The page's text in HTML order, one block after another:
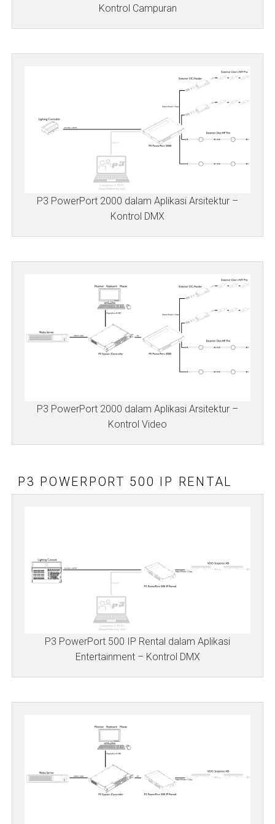
Kontrol Campuran
P3 PowerPort 2000 dalam Aplikasi Arsitektur –
Kontrol DMX
P3 PowerPort 2000 dalam Aplikasi Arsitektur –
Kontrol Video
P3 POWERPORT 500 IP RENTAL
P3 PowerPort 500 IP Rental dalam Aplikasi
Entertainment – Kontrol DMX